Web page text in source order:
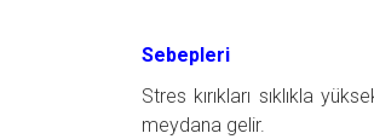
Sebepleri
Stres kırıkları sıklıkla
meydana gelir.